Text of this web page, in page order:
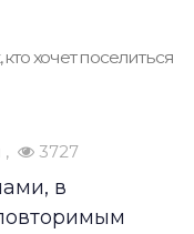
хочет поселиться
3727
в